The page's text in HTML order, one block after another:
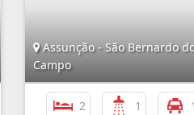
Assunção - São Bernardo
Campo
2 1 1